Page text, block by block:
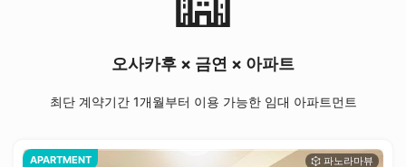
오사카후 × 금연 × 아파트
최단 계약기간 1개월부터 이용 가능한 임대 아파트먼트
APARTMENT